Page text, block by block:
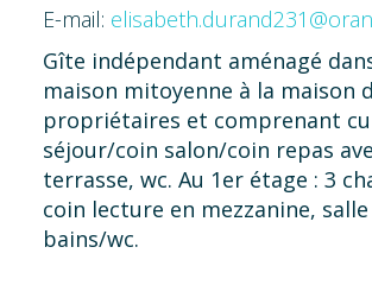
E-mail:
Gîte indépendant aménagé
maison mitoyenne à la maison
propriétaires et comprenant
séjour/coin salon/coin repas
terrasse, wc. Au 1er étage : 3
coin lecture en mezzanine, salle
bains/wc.